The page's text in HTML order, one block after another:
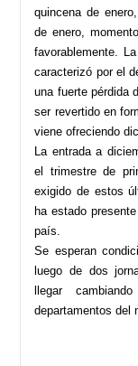
quincena de
de enero,
favorablemente.
caracterizó por el
una fuerte pérdida
ser revertido en
viene ofreciendo
La entrada a
el trimestre de
exigido de estos
ha estado
país.
Se esperan
luego de dos
llegar
departamentos del